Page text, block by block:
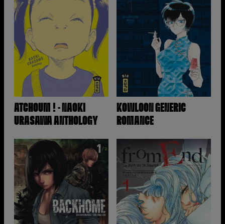
ATCHOUM ! - NAOKI
URASAWA ANTHOLOGY
KOWLOON GENERIC
ROMANCE